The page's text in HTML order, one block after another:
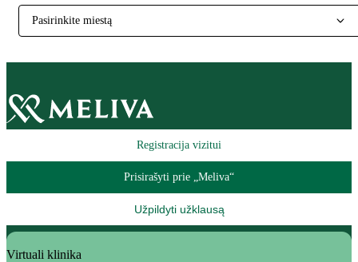
Pasirinkite miestą
Registracija vizitui
Prisirašyti prie „Meliva“
Užpildyti užklausą
Virtuali klinika